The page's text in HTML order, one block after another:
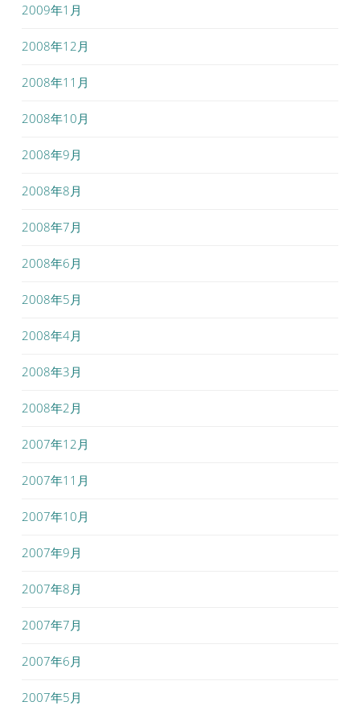
2009年1月
2008年12月
2008年11月
2008年10月
2008年9月
2008年8月
2008年7月
2008年6月
2008年5月
2008年4月
2008年3月
2008年2月
2007年12月
2007年11月
2007年10月
2007年9月
2007年8月
2007年7月
2007年6月
2007年5月